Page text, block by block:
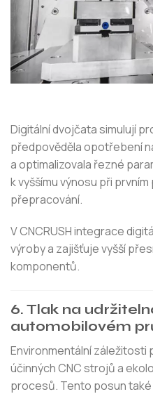
Digitální dvojčata simulují
předpověděla opotřebení
a optimalizovala řezné
k vyššímu výnosu při
přepracování.
V CNCRUSH integrace
výroby a zajišťuje vyšší
komponentů.
6. Tlak na
automobilovém
Environmentální
účinných CNC strojů a
procesů. Tento posun